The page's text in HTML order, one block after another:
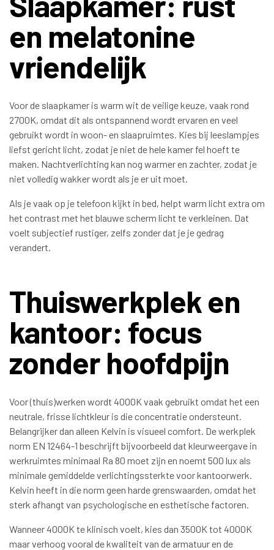
en melatonine
vriendelijk
Voor de slaapkamer is warm wit de veilige keuze, vaak rond
2700K, omdat dit als ontspannend wordt ervaren en veel
gebruikt wordt in woon- en slaapruimtes. Kies bij leeslampjes
liefst gericht licht, zodat je niet de hele kamer fel hoeft te
maken. Nachtverlichting kan nog warmer en zachter, zodat je
niet volledig wakker wordt als je er uit moet.
Als je vaak op je telefoon kijkt in bed, helpt warm licht extra om
het contrast met het blauwe scherm licht te verkleinen. Dat
voelt subjectief rustiger, zelfs zonder dat je je gedrag
verandert.
Thuiswerkplek en
kantoor: focus
zonder hoofdpijn
Voor (thuis)werken wordt 4000K vaak gebruikt omdat het een
neutrale, frisse lichtkleur is die concentratie ondersteunt.
Belangrijker dan alleen Kelvin is visueel comfort. De werkplek
norm EN 12464-1 beschrijft bijvoorbeeld dat kleurweergave in
werkruimtes minimaal Ra 80 moet zijn en noemt 500 lux als
minimale gemiddelde verlichtingssterkte voor kantoorwerk.
Kelvin heeft in die norm geen harde grenswaarden, omdat het
sterk afhangt van psychologische en esthetische factoren.
Wanneer 4000K te klinisch voelt, kies dan 3500K tot 4000K
maar verhoog vooral de kwaliteit van de armatuur en de